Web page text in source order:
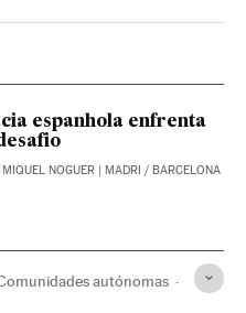
Twitter
en Instagram
Brasil en Facebook
espanhola enfrenta
MIQUEL NOGUER | MADRI / BARCELONA
autónomas